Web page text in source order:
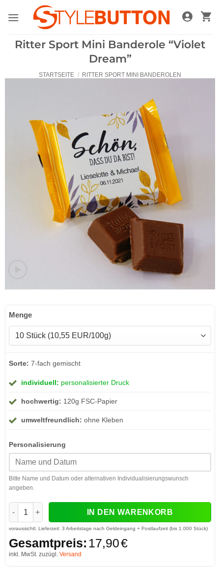
Inhalt
Ritter Sport Mini Banderole “Violet
Dream”
STARTSEITE / RITTER SPORT MINI BANDEROLEN
Menge
Sorte: 7-fach gemischt
individuell: personalisierter Druck
hochwertig: 120g FSC-Papier
umweltfreundlich: ohne Kleben
Personalisierung
Bitte Name und Datum oder alternativen Individualisierungswunsch
angeben.
Ritter Sport Mini Banderole "Violet Dream" Menge
IN DEN WARENKORB
voraussichtl. Lieferzeit: 3 Arbeitstage nach Geldeingang + Postlaufzeit (bis 1.000 Stück)
Gesamtpreis: 17,90€
inkl. MwSt. zuzügl. Versand